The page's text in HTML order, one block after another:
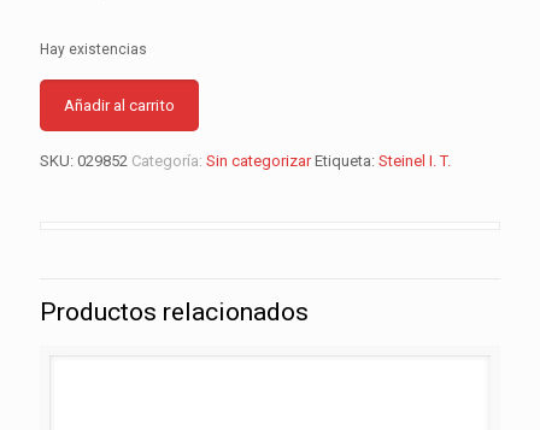
Hay existencias
Añadir al carrito
SKU: 029852 Categoría: Sin categorizar Etiqueta: Steinel I. T.
Productos relacionados